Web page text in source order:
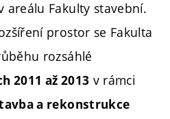
areálu Fakulty stavební.
prostor se Fakulta
rozsáhlé
2011 až 2013 v rámci
a rekonstrukce